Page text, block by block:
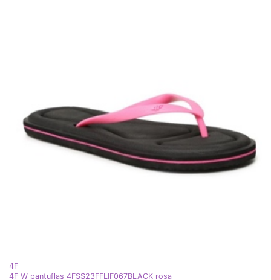
4F
4F W pantuflas 4FSS23FFLIF067BLACK rosa